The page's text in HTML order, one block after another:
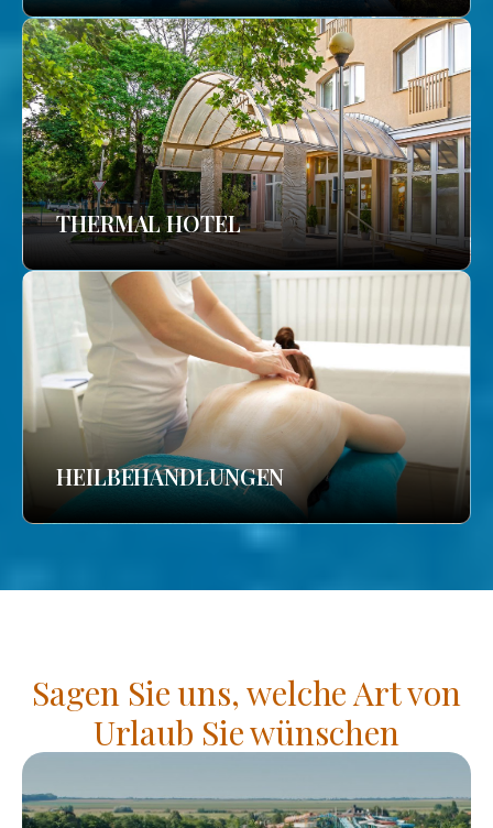
THERMAL HOTEL
HEILBEHANDLUNGEN
Sagen Sie uns, welche Art von
Urlaub Sie wünschen